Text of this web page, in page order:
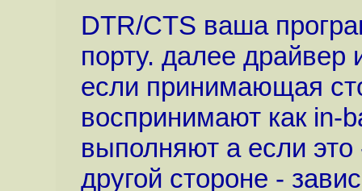
DTR/CTS ваша
порту. далее драйвер
если принимающая
воспринимают как in-
выполняют а если
другой стороне -